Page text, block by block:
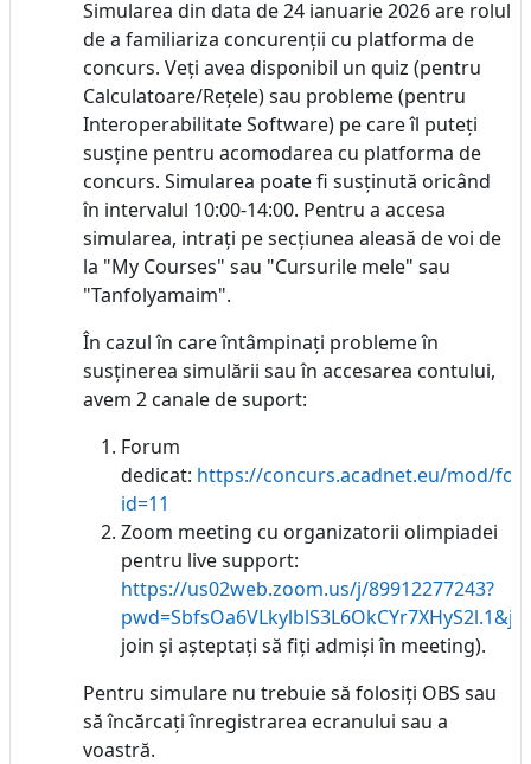
Simularea din data de 24 ianuarie 2026 are rolul
de a familiariza concurenții cu platforma de
concurs. Veți avea disponibil un quiz (pentru
Calculatoare/Rețele) sau probleme (pentru
Interoperabilitate Software) pe care îl puteți
susține pentru acomodarea cu platforma de
concurs. Simularea poate fi susținută oricând
în intervalul 10:00-14:00. Pentru a accesa
simularea, intrați pe secțiunea aleasă de voi de
la "My Courses" sau "Cursurile mele" sau
"Tanfolyamaim".
În cazul în care întâmpinați probleme în
susținerea simulării sau în accesarea contului,
avem 2 canale de suport:
Forum
dedicat: https://concurs.acadnet.eu/mod/
id=11
Zoom meeting cu organizatorii olimpiadei
pentru live support:
https://us02web.zoom.us/j/89912277243?
join și așteptați să fiți admiși în meeting).
Pentru simulare nu trebuie să folosiți OBS sau
să încărcați înregistrarea ecranului sau a
voastră.